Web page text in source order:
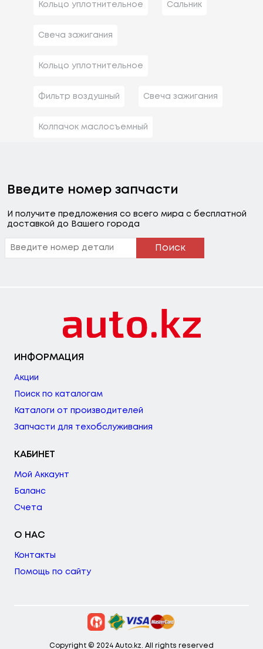
Кольцо уплотнительное Сальник
Свеча зажигания
Кольцо уплотнительное
Фильтр воздушный Свеча зажигания
Колпачок маслосъемный
Введите номер запчасти
И получите предложения со всего мира с бесплатной
доставкой до Вашего города
Поиск
ИНФОРМАЦИЯ
Акции
Поиск по каталогам
Каталоги от производителей
Запчасти для техобслуживания
КАБИНЕТ
Мой Аккаунт
Баланс
Счета
О НАС
Контакты
Помощь по сайту
Copyright © 2024 Auto.kz. All rights reserved